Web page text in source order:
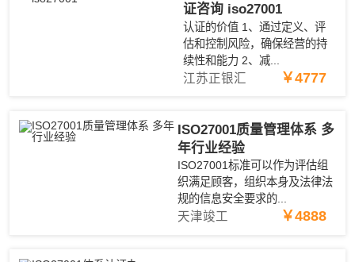
证咨询 iso27001
认证的价值 1、通过定义、评
估和控制风险，确保经营的持
续性和能力 2、减...
江苏正银汇 ￥4777
ISO27001质量管理体系 多
年行业经验
ISO27001标准可以作为评估组
织满足顾客，组织本身及法律法
规的信息安全要求的...
天津竣工 ￥4888